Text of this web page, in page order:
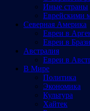
Иные страны
Еврейскими
Северная Америка
Евреи в
Евреи в
Австралия
Евреи в
В Мире
Политика
Экономика
Культура
Хайтек